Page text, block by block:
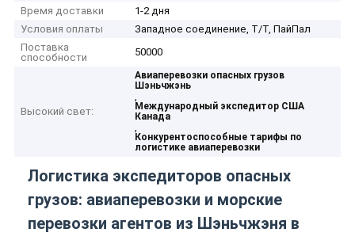
Время доставки
1-2 дня
Условия оплаты
Западное соединение, Т/Т, ПайПал
Поставка
способности
50000
Высокий свет:
Авиаперевозки опасных грузов
Шэньчжэнь
,
Международный экспедитор США
Канада
,
Конкурентоспособные тарифы по
логистике авиаперевозки
Логистика экспедиторов опасных
грузов: авиаперевозки и морские
перевозки агентов из Шэньчжэня в